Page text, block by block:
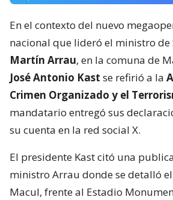
En el contexto del nuevo
nacional que lideró el ministro de
Martín Arrau, en la comuna de
José Antonio Kast se refirió a la
Crimen Organizado y el
mandatario entregó sus
su cuenta en la red social X.
El presidente Kast citó una
ministro Arrau donde se detalló el
Macul, frente al Estadio